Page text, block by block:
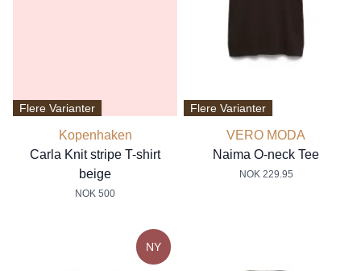
Flere Varianter
Kopenhaken
Carla Knit stripe T-shirt
beige
NOK 500
Flere Varianter
VERO MODA
Naima O-neck Tee
NOK 229.95
NY